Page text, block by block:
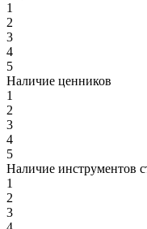
1
2
3
4
5
Наличие ценников
1
2
3
4
5
Наличие инструментов
1
2
3